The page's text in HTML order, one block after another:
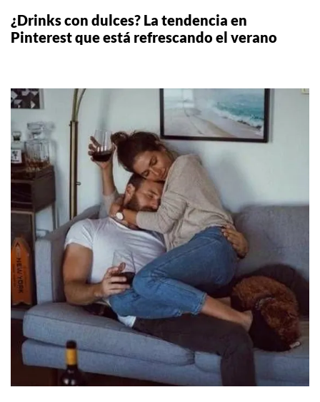
¿Drinks con dulces? La tendencia en
Pinterest que está refrescando el verano